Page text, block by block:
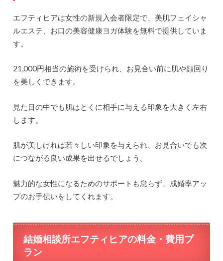
エフティヒアは女性の新規入会者限定で、美肌フェイシャ
ルエステ、お口の美容健康ヨガ体験を無料で提供していま
す。
21,000円相当の施術を受けられ、お見合い前に肌や顔回り
を美しくできます。
見た目の中でも肌はとくに相手に与える印象を大きく左右
します。
肌が美しければ若々しい印象を与えられ、お見合いでも次
につながる良い成果を出せるでしょう。
魅力的な女性になるためのサポートも怠らず、成婚率アッ
プのお手伝いをしてくれます。
結婚相談所エフティヒアの料金・費用プ
ラン